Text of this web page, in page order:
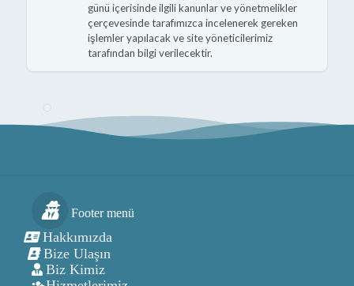
günü içerisinde ilgili kanunlar ve yönetmelikler
çerçevesinde tarafımızca incelenerek gereken
işlemler yapılacak ve site yöneticilerimiz
tarafından bilgi verilecektir.
Footer menü
Hakkımızda
Bize Ulaşın
Biz Kimiz